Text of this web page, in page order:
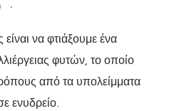
•
να φτιάξουμε ένα
φυτών, το οποίο
από τα υπολείμματα
ενυδρείο.